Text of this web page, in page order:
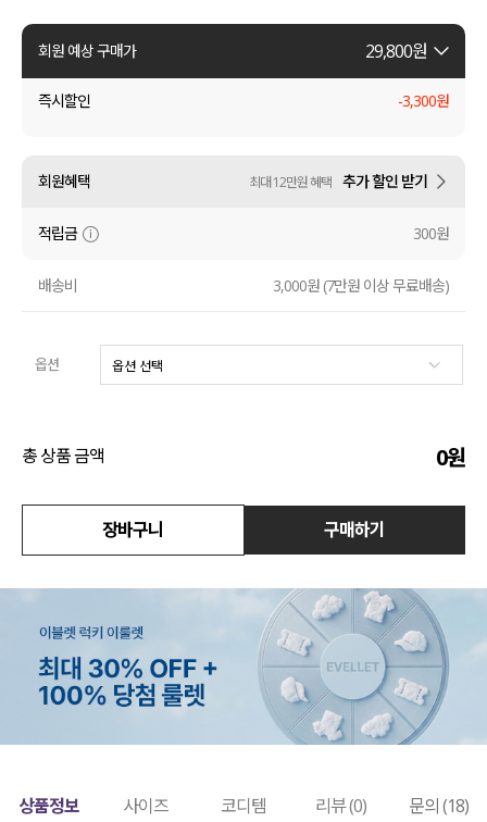
셔츠
원피스
수영복
아우터
코디템
회원 예상 구매가 29,800원
즉시할인 -3,300원
회원혜택 최대 12만원 혜택 추가 할인 받기
적립금 300원
배송비 3,000원 (7만원 이상 무료배송)
옵션
총 상품 금액 0원
장바구니 구매하기
상품정보 사이즈 코디템 리뷰 (0) 문의 (18)